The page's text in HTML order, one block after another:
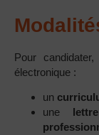
Pour
électronique :
un
une